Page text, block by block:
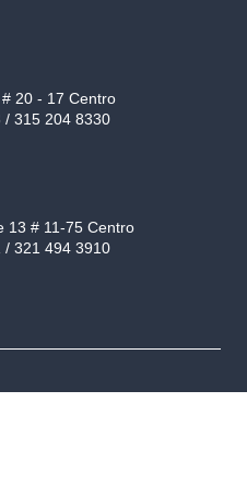
20 - 17 Centro
/ 315 204 8330
13 # 11-75 Centro
/ 321 494 3910